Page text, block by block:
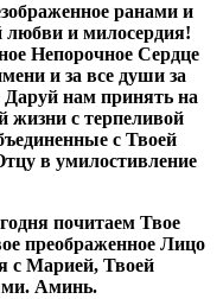
ранами и
любви и милосердия!
Непорочное Сердце
и за все души за
Даруй нам принять на
жизни с терпеливой
с Твоей
в умилостивление
почитаем Твое
преображенное Лицо
с Марией, Твоей
Аминь.